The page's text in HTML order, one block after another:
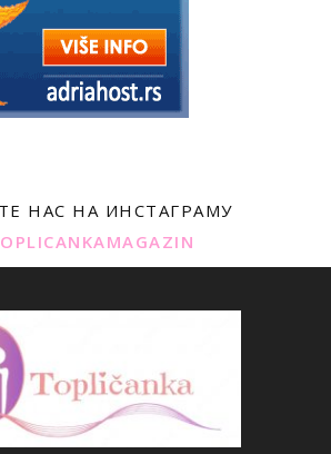
НАС НА ИНСТАГРАМУ